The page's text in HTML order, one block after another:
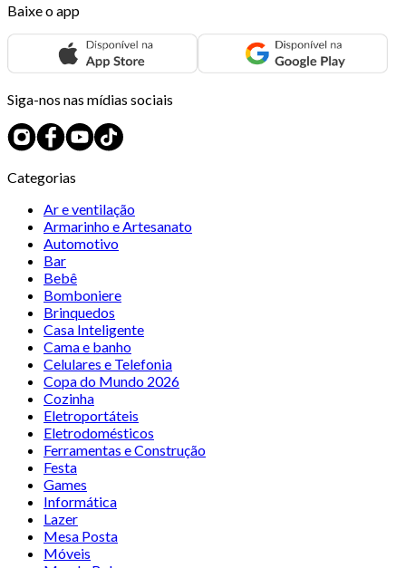
Baixe o app
Siga-nos nas mídias sociais
Categorias
Ar e ventilação
Armarinho e Artesanato
Automotivo
Bar
Bebê
Bomboniere
Brinquedos
Casa Inteligente
Cama e banho
Celulares e Telefonia
Copa do Mundo 2026
Cozinha
Eletroportáteis
Eletrodomésticos
Ferramentas e Construção
Festa
Games
Informática
Lazer
Mesa Posta
Móveis